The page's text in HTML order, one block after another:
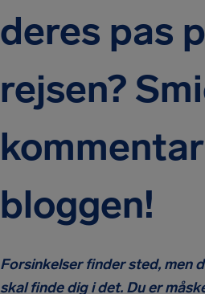
deres pas
rejsen?
bloggen!
Forsinkelser finder sted, men
skal finde dig i det. Du er